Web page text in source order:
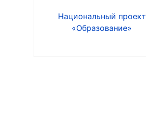
Национальный проект
«Образование»